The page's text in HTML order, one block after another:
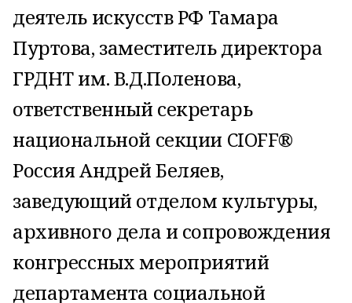
деятель искусств РФ Тамара
Пуртова, заместитель директора
ГРДНТ им. В.Д.Поленова,
ответственный секретарь
национальной секции CIOFF®
Россия Андрей Беляев,
заведующий отделом культуры,
архивного дела и сопровождения
конгрессных мероприятий
департамента социальной